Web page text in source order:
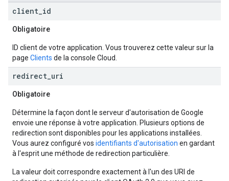
client id
Obligatoire
ID client de votre application. Vous trouverez cette valeur sur la
page Clients de la console Cloud.
redirect uri
Obligatoire
Détermine la façon dont le serveur d'autorisation de Google
envoie une réponse à votre application. Plusieurs options de
redirection sont disponibles pour les applications installées.
Vous aurez configuré vos identifiants d'autorisation en gardant
à l'esprit une méthode de redirection particulière.
La valeur doit correspondre exactement à l'un des URI de